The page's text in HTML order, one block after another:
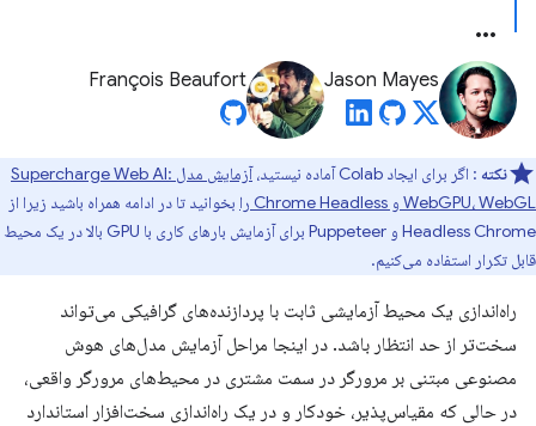
Jason Mayes
François Beaufort
نکته : اگر برای ایجاد Colab آماده نیستید،
آزمایش مدل Supercharge Web AI:
WebGPU، WebGL و Chrome Headless را
بخوانید تا در ادامه همراه باشید زیرا از
Headless Chrome و Puppeteer برای آزمایش بارهای کاری با GPU بالا در یک محیط
قابل تکرار استفاده می‌کنیم.
راه‌اندازی یک محیط آزمایشی ثابت با پردازنده‌های گرافیکی می‌تواند
سخت‌تر از حد انتظار باشد. در اینجا مراحل آزمایش مدل‌های هوش
مصنوعی مبتنی بر مرورگر در سمت مشتری در محیط‌های مرورگر واقعی،
در حالی که مقیاس‌پذیر، خودکار و در یک راه‌اندازی سخت‌افزار استاندارد